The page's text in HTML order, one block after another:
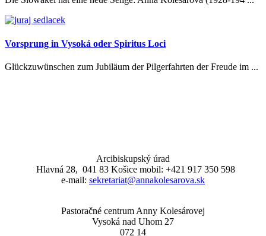
Vorsprung in Vysoká oder Spiritus Loci
Glückzuwünschen zum Jubiläum der Pilgerfahrten der Freude im ...
Arcibiskupský úrad
Hlavná 28, 041 83 Košice mobil: +421 917 350 598
e-mail: sekretariat@annakolesarova.sk
Pastoračné centrum Anny Kolesárovej
Vysoká nad Uhom 27
072 14